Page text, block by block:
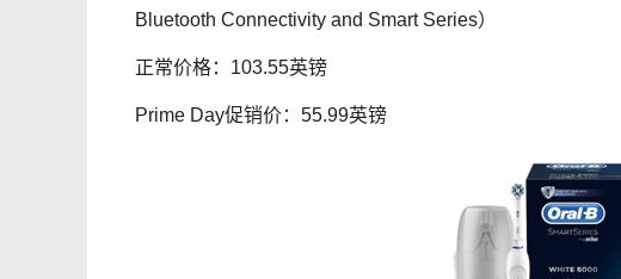
Bluetooth Connectivity and Smart Series）
正常价格：103.55英镑
Prime Day促销价：55.99英镑